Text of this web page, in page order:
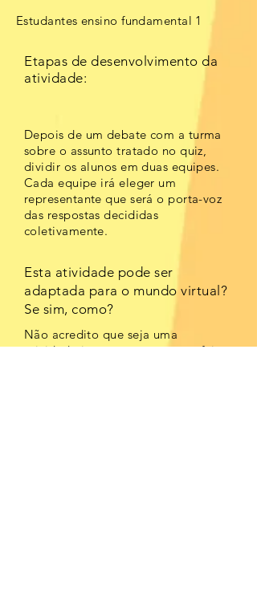
Estudantes ensino fundamental 1
Etapas de desenvolvimento da
atividade:
Depois de um debate com a turma
sobre o assunto tratado no quiz,
dividir os alunos em duas equipes.
Cada equipe irá eleger um
representante que será o porta-voz
das respostas decididas
coletivamente.
Esta atividade pode ser
adaptada para o mundo virtual?
Se sim, como?
Não acredito que seja uma
atividade interessante para ser feita